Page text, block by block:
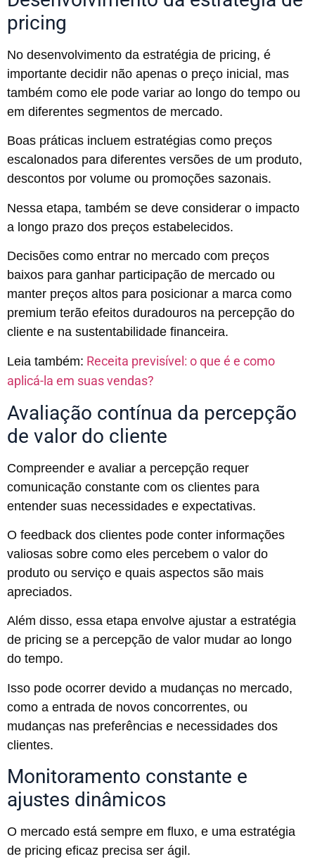
pricing
No desenvolvimento da estratégia de pricing, é
importante decidir não apenas o preço inicial, mas
também como ele pode variar ao longo do tempo ou
em diferentes segmentos de mercado.
Boas práticas incluem estratégias como preços
escalonados para diferentes versões de um produto,
descontos por volume ou promoções sazonais.
Nessa etapa, também se deve considerar o impacto
a longo prazo dos preços estabelecidos.
Decisões como entrar no mercado com preços
baixos para ganhar participação de mercado ou
manter preços altos para posicionar a marca como
premium terão efeitos duradouros na percepção do
cliente e na sustentabilidade financeira.
Leia também: Receita previsível: o que é e como
aplicá-la em suas vendas?
Avaliação contínua da percepção
de valor do cliente
Compreender e avaliar a percepção requer
comunicação constante com os clientes para
entender suas necessidades e expectativas.
O feedback dos clientes pode conter informações
valiosas sobre como eles percebem o valor do
produto ou serviço e quais aspectos são mais
apreciados.
Além disso, essa etapa envolve ajustar a estratégia
de pricing se a percepção de valor mudar ao longo
do tempo.
Isso pode ocorrer devido a mudanças no mercado,
como a entrada de novos concorrentes, ou
mudanças nas preferências e necessidades dos
clientes.
Monitoramento constante e
ajustes dinâmicos
O mercado está sempre em fluxo, e uma estratégia
de pricing eficaz precisa ser ágil.